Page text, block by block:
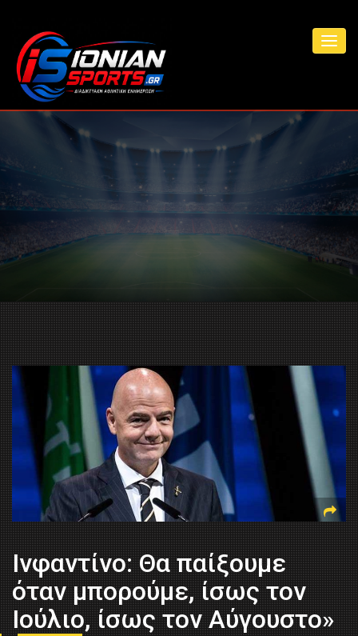
Ινφαντίνο: Θα παίξουμε
όταν μπορούμε, ίσως τον
Ιούλιο, ίσως τον Αύγουστο»